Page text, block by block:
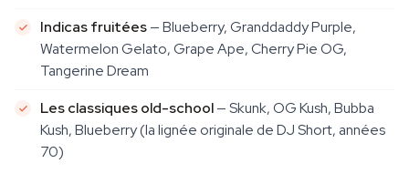
Indicas fruitées— Blueberry, Granddaddy Purple,
Watermelon Gelato, Grape Ape, Cherry Pie OG,
Tangerine Dream
Les classiques old-school— Skunk, OG Kush, Bubba
Kush, Blueberry (la lignée originale de DJ Short, années
70)